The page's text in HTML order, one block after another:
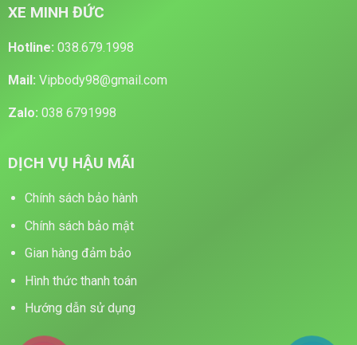
XE MINH ĐỨC
Hotline: 038.679.1998
Mail: Vipbody98@gmail.com
Zalo: 038 6791998
DỊCH VỤ HẬU MÃI
Chính sách bảo hành
Chính sách bảo mật
Gian hàng đảm bảo
Hình thức thanh toán
Hướng dẫn sử dụng